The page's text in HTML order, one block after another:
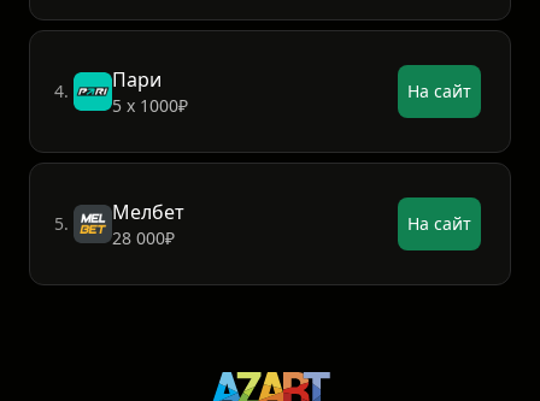
4. Пари
5 х 1000₽
На сайт
5. Мелбет
28 000₽
На сайт